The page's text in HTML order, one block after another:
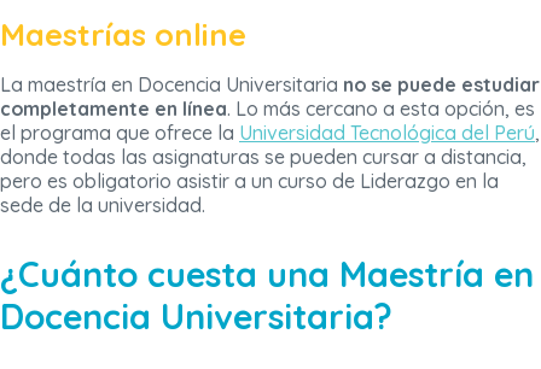
Maestrías online
La maestría en Docencia Universitaria no se puede estudiar
completamente en línea. Lo más cercano a esta opción, es
el programa que ofrece la Universidad Tecnológica del Perú,
donde todas las asignaturas se pueden cursar a distancia,
pero es obligatorio asistir a un curso de Liderazgo en la
sede de la universidad.
¿Cuánto cuesta una Maestría en
Docencia Universitaria?